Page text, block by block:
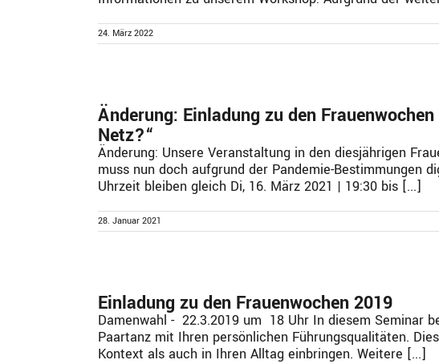
24. März 2022
Änderung: Einladung zu den
Netz?“
Änderung: Unsere Veranstaltung in den diesjährigen
muss nun doch aufgrund der Pandemie-Bestimmungen
Uhrzeit bleiben gleich Di, 16. März 2021 | 19:30 bis [...]
28. Januar 2021
Einladung zu den Frauenwochen 2019
Damenwahl - 22.3.2019 um 18 Uhr In diesem Seminar
Paartanz mit Ihren persönlichen Führungsqualitäten.
Kontext als auch in Ihren Alltag einbringen. Weitere [...]